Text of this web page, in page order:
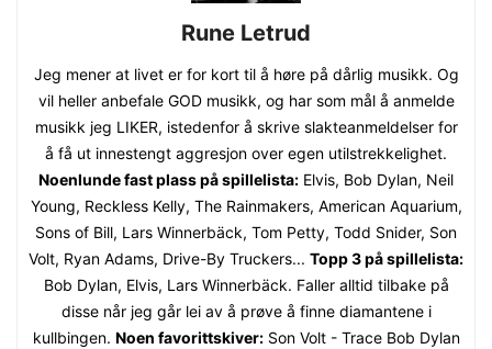
Rune Letrud
Jeg mener at livet er for kort til å høre på dårlig musikk. Og
vil heller anbefale GOD musikk, og har som mål å anmelde
musikk jeg LIKER, istedenfor å skrive slakteanmeldelser for
å få ut innestengt aggresjon over egen utilstrekkelighet.
Noenlunde fast plass på spillelista: Elvis, Bob Dylan, Neil
Young, Reckless Kelly, The Rainmakers, American Aquarium,
Sons of Bill, Lars Winnerbäck, Tom Petty, Todd Snider, Son
Volt, Ryan Adams, Drive-By Truckers... Topp 3 på spillelista:
Bob Dylan, Elvis, Lars Winnerbäck. Faller alltid tilbake på
disse når jeg går lei av å prøve å finne diamantene i
kullbingen. Noen favorittskiver:Son Volt - Trace Bob Dylan